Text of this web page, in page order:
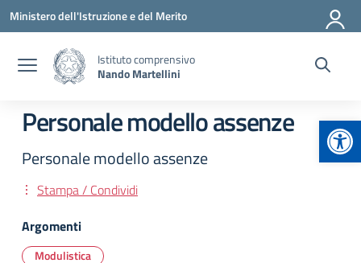
Vai ai contenuti
Vai al menu di navigazione
Vai al footer
Ministero dell'Istruzione e del Merito
Istituto comprensivo
Nando Martellini
Personale modello assenze
Personale modello assenze
Stampa / Condividi
Argomenti
Modulistica